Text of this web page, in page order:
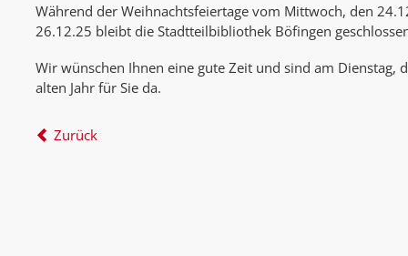
Während der Weihnachtsfeiertage vom Mittwoch, den
26.12.25 bleibt die Stadtteilbibliothek Böfingen
Wir wünschen Ihnen eine gute Zeit und sind am Dienstag,
alten Jahr für Sie da.
Zurück